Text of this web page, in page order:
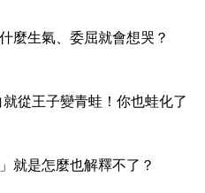
麼生氣、委屈就會想哭？
從王子變青蛙！你也蛙化了
就是怎麼也解釋不了？